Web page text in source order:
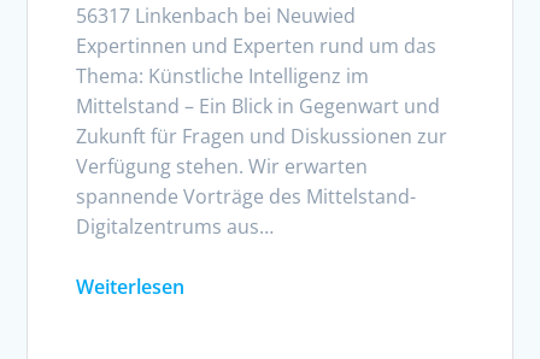
56317 Linkenbach bei Neuwied
Expertinnen und Experten rund um das
Thema: Künstliche Intelligenz im
Mittelstand – Ein Blick in Gegenwart und
Zukunft für Fragen und Diskussionen zur
Verfügung stehen. Wir erwarten
spannende Vorträge des Mittelstand-
Digitalzentrums aus…
Weiterlesen